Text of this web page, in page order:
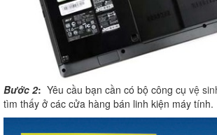
Bước 2: Yêu cầu bạn cần có bộ công cụ vệ
tìm thấy ở các cửa hàng bán linh kiện máy tính.